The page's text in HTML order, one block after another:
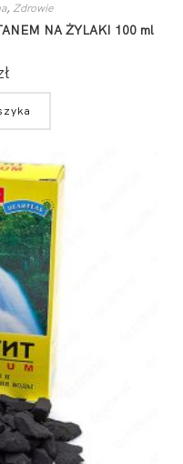
,Zdrowie
NA ŻYLAKI 100 ml